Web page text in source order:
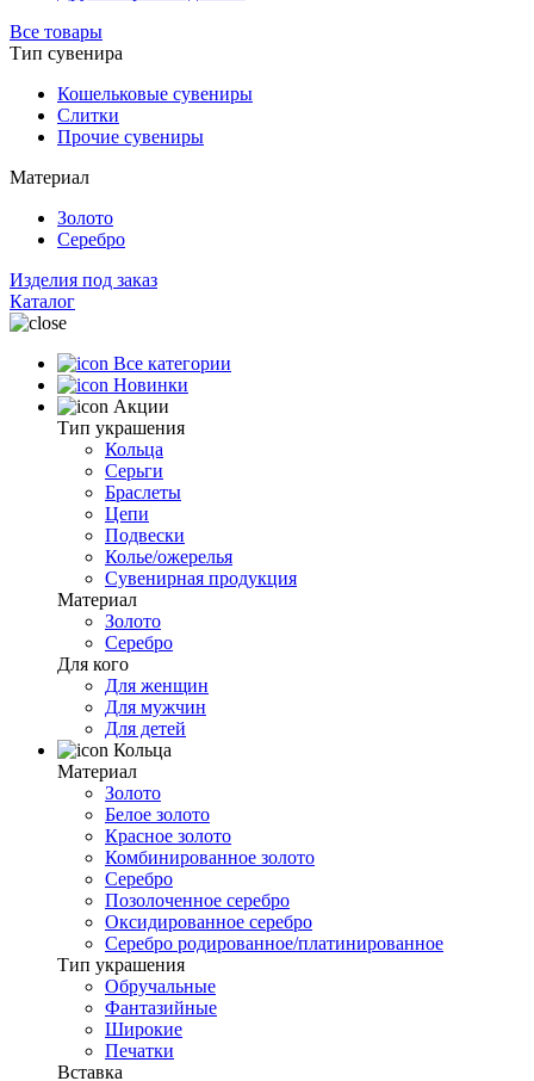
Все товары
Тип сувенира
Кошельковые сувениры
Слитки
Прочие сувениры
Материал
Золото
Серебро
Изделия под заказ
Каталог
Все категории
Новинки
Акции
Тип украшения
Кольца
Серьги
Браслеты
Цепи
Подвески
Колье/ожерелья
Сувенирная продукция
Материал
Золото
Серебро
Для кого
Для женщин
Для мужчин
Для детей
Кольца
Материал
Золото
Белое золото
Красное золото
Комбинированное золото
Серебро
Позолоченное серебро
Оксидированное серебро
Серебро родированное/платинированное
Тип украшения
Обручальные
Фантазийные
Широкие
Печатки
Вставка